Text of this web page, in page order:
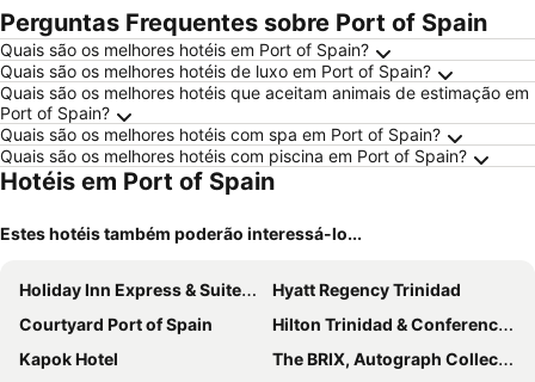
Perguntas Frequentes sobre Port of Spain
Quais são os melhores hotéis em Port of Spain?
Quais são os melhores hotéis de luxo em Port of Spain?
Quais são os melhores hotéis que aceitam animais de estimação em
Port of Spain?
Quais são os melhores hotéis com spa em Port of Spain?
Quais são os melhores hotéis com piscina em Port of Spain?
Hotéis em Port of Spain
Estes hotéis também poderão interessá-lo...
Holiday Inn Express & Suites Trincity Trinidad Airport By Ihg
Hyatt Regency Trinidad
Courtyard Port of Spain
Hilton Trinidad & Conference Centre
Kapok Hotel
The BRIX, Autograph Collection